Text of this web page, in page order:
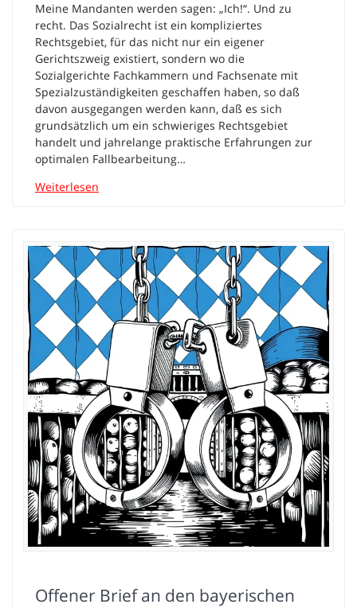
Meine Mandanten werden sagen: „Ich!“. Und zu
recht. Das Sozialrecht ist ein kompliziertes
Rechtsgebiet, für das nicht nur ein eigener
Gerichtszweig existiert, sondern wo die
Sozialgerichte Fachkammern und Fachsenate mit
Spezialzuständigkeiten geschaffen haben, so daß
davon ausgegangen werden kann, daß es sich
grundsätzlich um ein schwieriges Rechtsgebiet
handelt und jahrelange praktische Erfahrungen zur
optimalen Fallbearbeitung…
Weiterlesen
Offener Brief an den bayerischen